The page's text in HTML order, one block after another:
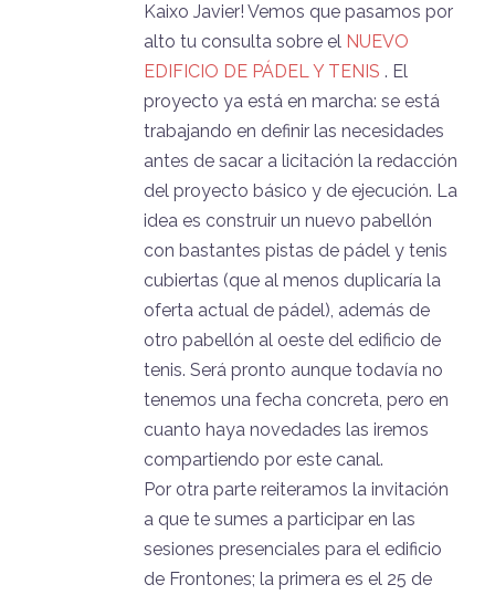
Kaixo Javier! Vemos que pasamos por
alto tu consulta sobre el NUEVO
EDIFICIO DE PÁDEL Y TENIS . El
proyecto ya está en marcha: se está
trabajando en definir las necesidades
antes de sacar a licitación la redacción
del proyecto básico y de ejecución. La
idea es construir un nuevo pabellón
con bastantes pistas de pádel y tenis
cubiertas (que al menos duplicaría la
oferta actual de pádel), además de
otro pabellón al oeste del edificio de
tenis. Será pronto aunque todavía no
tenemos una fecha concreta, pero en
cuanto haya novedades las iremos
compartiendo por este canal.
Por otra parte reiteramos la invitación
a que te sumes a participar en las
sesiones presenciales para el edificio
de Frontones; la primera es el 25 de